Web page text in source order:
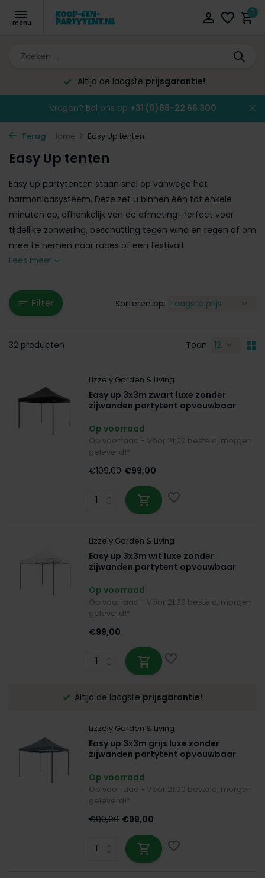
0
Altijd de laagste prijsgarantie!
Vragen? Bel ons op +31 (0)88-22 66 300
Terug Home Easy Up tenten
Easy Up tenten
Easy up partytenten staan snel op vanwege het
harmonicasysteem. Deze zet u binnen één tot enkele
minuten op, afhankelijk van de afmeting! Perfect voor
tijdelijke zonwering, beschutting tegen wind en regen of om
mee te nemen naar races of een festival!
Lees meer
Filter
32 producten Toon:
Sorteren op:
Lizzely Garden & Living
Easy up 3x3m zwart luxe zonder
zijwanden partytent opvouwbaar
Op voorraad
Op voorraad - Vóór 21:00 besteld, morgen
geleverd!*
€109,00 €99,00
Lizzely Garden & Living
Easy up 3x3m wit luxe zonder
zijwanden partytent opvouwbaar
Op voorraad
Op voorraad - Vóór 21:00 besteld, morgen
geleverd!*
€99,00
Altijd de laagste prijsgarantie!
Lizzely Garden & Living
Easy up 3x3m grijs luxe zonder
zijwanden partytent opvouwbaar
Op voorraad
Op voorraad - Vóór 21:00 besteld, morgen
geleverd!*
€99,00 €99,00